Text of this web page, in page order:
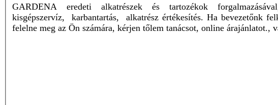
GARDENA eredeti alkatrészek és tartozékok
kisgépszervíz, karbantartás, alkatrész értékesítés. Ha bevezetőnk
felelne meg az Ön számára, kérjen tőlem tanácsot, online árajánlatot.,